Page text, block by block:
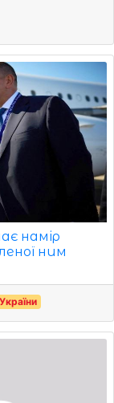
намір
ним